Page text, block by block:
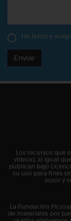
He leído y
Enviar
Los recursos que
vídeos), al igual
publican bajo
su uso para fines
autor y
La Fundación
de materiales por